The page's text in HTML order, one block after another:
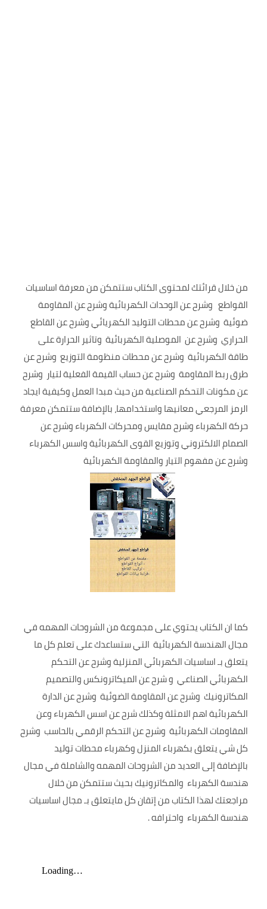
من خلال قرائتك لمحتوى الكتاب ستتمكن من معرفة اساسيات
القواطع وشرح عن الوحدات الكهربائية وشرح عن المقاومة
ضوئية وشرح عن محطات التوليد الكهريائي وشرح عن القاطع
الحراري وشرح عن الموصلية الكهربائية وتاثير الحرارة على
طاقة الكهربائية وشرح عن محطات منظومة التوزيع وشرح عن
طرق ربط المقاومة وشرح عن حساب القيمة الفعلية لتيار وشرح
عن مكونات التحكم الصناعية من حيث مبدا العمل وكيفية ايجاد
الرمز المرجعي معانيها واستخدامها، بالإضافة ستتمكن معرفة
حركة الكهرباء وشرح مقايس ومحركات الكهرباء وشرح عن
الصمام الالكتروني وتوزيع القوى الكهربائية واسس الكهرباء
وشرح عن مفهوم التيار والمقاومة الكهربائية
كما ان الكتاب يحتوي على مجموعة من الشروحات المهمه في
مجال الهندسة الكهربائية التي ستساعدك على تعلم كل ما
يتعلق بـ اساسيات الكهربائي المنزلية وشرح عن التحكم
الكهربائي الصناعي و شرح عن الميكاترونكس والتصميم
المكاترونيك وشرح عن المقاومة الضوئية وشرح عن الدارة
الكهربائية اهم الامثلة وكذلك شرح عن اسس الكهرباء وعن
المقاومات الكهربائية وشرح عن التحكم الرقمي بالحاسب وشرح
كل شي يتعلق بكهرباء المنزل وكهرباء محطات توليد
بالإضافة إلى العديد من الشروحات المهمه والشاملة في مجال
هندسة الكهرباء والمكاترونيك بحيث ستتمكن من خلال
مراجعتك لهذا الكتاب من إتقان كل مايتعلق بـ مجال اساسيات
هندسة الكهرباء واحترافه .